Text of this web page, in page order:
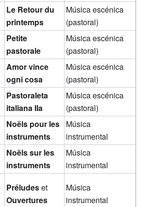
Le Retour du
printemps
Música escénica
(pastoral)
Petite
pastorale
Música escénica
(pastoral)
Amor vince
ogni cosa
Música escénica
(pastoral)
Pastoraleta
italiana IIa
Música escénica
(pastoral)
Noëls pour les
instruments
Música
instrumental
Noëls sur les
instruments
Música
instrumental
Préludeset
Ouvertures
Música
instrumental